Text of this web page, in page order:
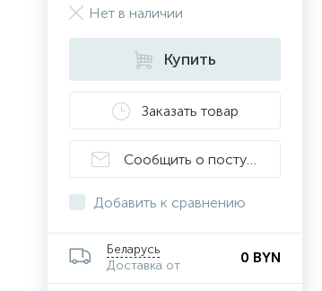
Нет в наличии
Купить
Заказать товар
Сообщить о поступлении
Добавить к сравнению
Беларусь
Доставка от
0 BYN